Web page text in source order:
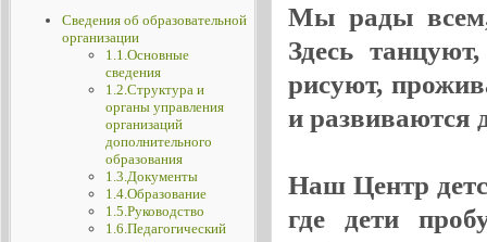
Сведения об образовательной
организации
1.1.Основные
сведения
1.2.Структура и
органы управления
организаций
дополнительного
образования
1.3.Документы
1.4.Образование
1.5.Руководство
1.6.Педагогический
Мы рады всем,
Здесь
рисуют,
и развиваются
Наш Центр
где дети